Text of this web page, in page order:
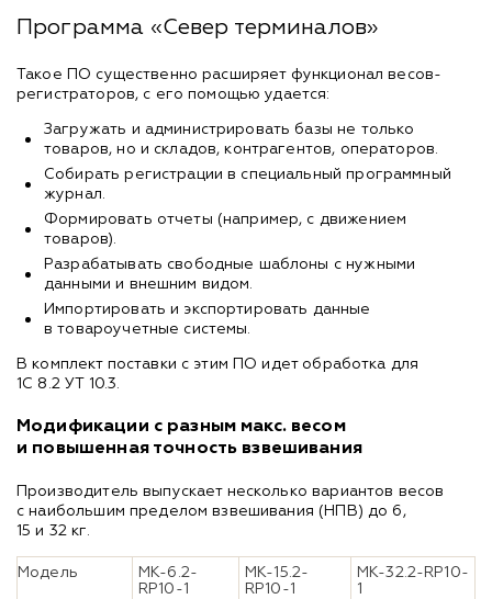
Программа «Север терминалов»
Такое ПО существенно расширяет функционал весов-
регистраторов, с его помощью удается:
Загружать и администрировать базы не только
товаров, но и складов, контрагентов, операторов.
Собирать регистрации в специальный программный
журнал.
Формировать отчеты (например, с движением
товаров).
Разрабатывать свободные шаблоны с нужными
данными и внешним видом.
Импортировать и экспортировать данные
в товароучетные системы.
В комплект поставки с этим ПО идет обработка для
1С 8.2 УТ 10.3.
Модификации с разным макс. весом
и повышенная точность взвешивания
Производитель выпускает несколько вариантов весов
с наибольшим пределом взвешивания (НПВ) до 6,
15 и 32 кг.
Модель
MK-6.2-
RP10-1
MK-15.2-
RP10-1
MK-32.2-RP10-
1